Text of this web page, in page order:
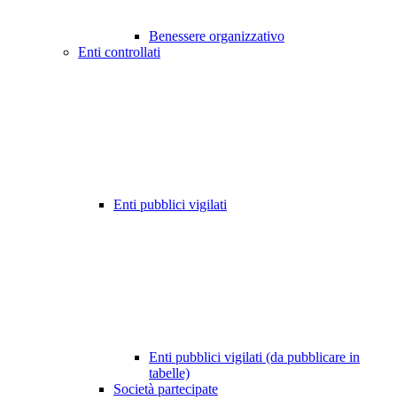
Benessere organizzativo
Enti controllati
Enti pubblici vigilati
Enti pubblici vigilati (da pubblicare in
tabelle)
Società partecipate